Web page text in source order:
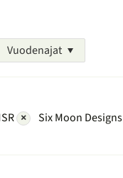
Vuodenajat
× Six Moon Designs